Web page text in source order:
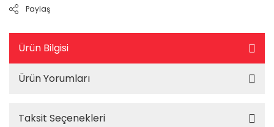
Paylaş
Ürün Bilgisi
Ürün Yorumları
Taksit Seçenekleri